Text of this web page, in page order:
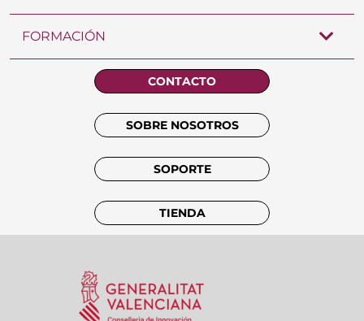
FORMACIÓN
CONTACTO
SOBRE NOSOTROS
SOPORTE
TIENDA